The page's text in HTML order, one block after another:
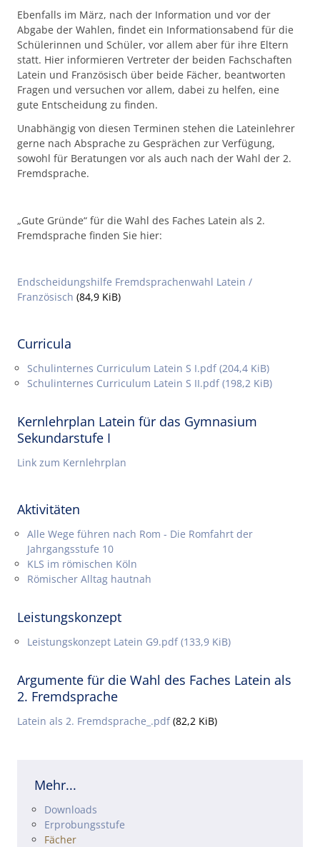
Ebenfalls im März, nach der Information und vor der
Abgabe der Wahlen, findet ein Informationsabend für die
Schülerinnen und Schüler, vor allem aber für ihre Eltern
statt. Hier informieren Vertreter der beiden Fachschaften
Latein und Französisch über beide Fächer, beantworten
Fragen und versuchen vor allem, dabei zu helfen, eine
gute Entscheidung zu finden.
Unabhängig von diesen Terminen stehen die Lateinlehrer
gerne nach Absprache zu Gesprächen zur Verfügung,
sowohl für Beratungen vor als auch nach der Wahl der 2.
Fremdsprache.
„Gute Gründe“ für die Wahl des Faches Latein als 2.
Fremdsprache finden Sie hier:
Endscheidungshilfe Fremdsprachenwahl Latein /
Französisch (84,9 KiB)
Curricula
Schulinternes Curriculum Latein S I.pdf(204,4 KiB)
Schulinternes Curriculum Latein S II.pdf(198,2 KiB)
Kernlehrplan Latein für das Gymnasium
Sekundarstufe I
Link zum Kernlehrplan
Aktivitäten
Alle Wege führen nach Rom - Die Romfahrt der
Jahrgangsstufe 10
KLS im römischen Köln
Römischer Alltag hautnah
Leistungskonzept
Leistungskonzept Latein G9.pdf(133,9 KiB)
Argumente für die Wahl des Faches Latein als
2. Fremdsprache
Latein als 2. Fremdsprache_.pdf(82,2 KiB)
Mehr...
Navigation überspringen
Downloads
Erprobungsstufe
Fächer